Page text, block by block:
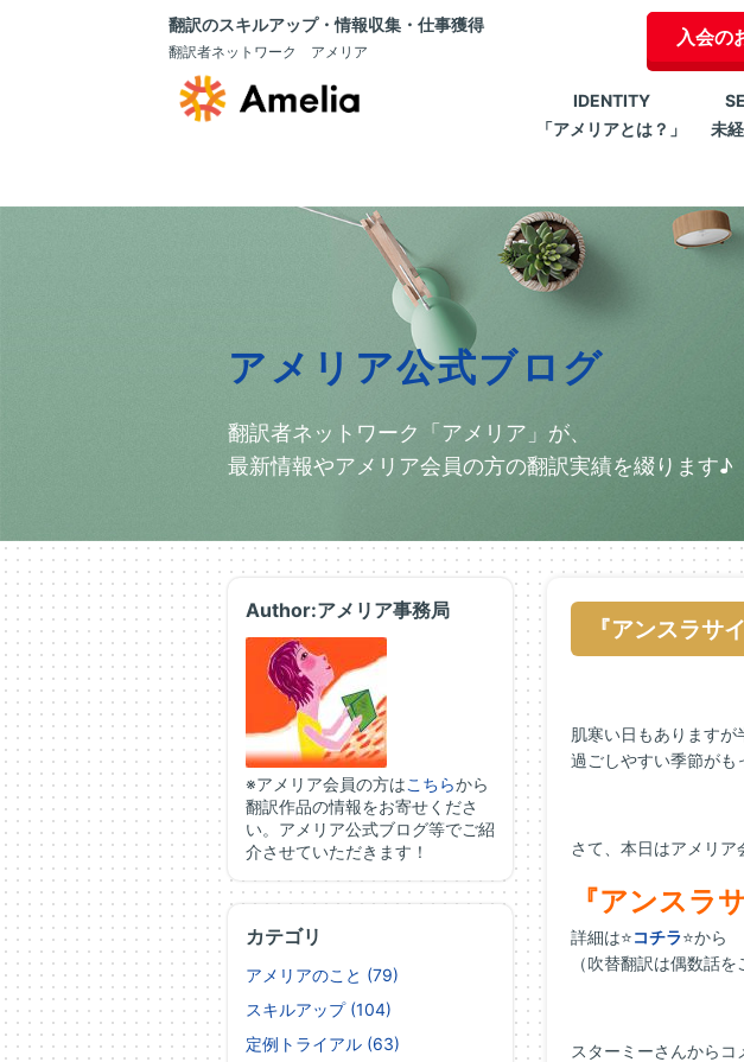
翻訳のスキルアップ・情報収集・仕事獲得
翻訳者ネットワーク アメリア
入会の
IDENTITY
「アメリアとは？」
未
アメリア公式ブログ
翻訳者ネットワーク「アメリア」が、
最新情報やアメリア会員の方の翻訳実績を綴ります♪
『アンスラサ
肌寒い日もありますが
過ごしやすい季節がも
さて、本日はアメリア
『アンスラ
詳細は⭐コチラ⭐から
（吹替翻訳は偶数話を
スターミーさんから
Author:アメリア事務局
※アメリア会員の方はこちらから
翻訳作品の情報をお寄せくださ
い。アメリア公式ブログ等でご紹
介させていただきます！
カテゴリ
アメリアのこと (79)
スキルアップ (104)
定例トライアル (63)